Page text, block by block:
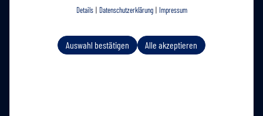
Details | Datenschutzerklärung | Impressum
Auswahl bestätigen Alle akzeptieren